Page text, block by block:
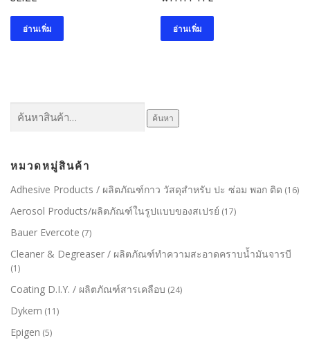
อ่านเพิ่ม อ่านเพิ่ม
ค้นหา
หมวดหมู่สินค้า
Adhesive Products / ผลิตภัณฑ์กาว วัสดุสำหรับ ปะ ซ่อม พอก ติด (16)
Aerosol Products/ผลิตภัณฑ์ในรูปแบบของสเปรย์ (17)
Bauer Evercote (7)
Cleaner & Degreaser / ผลิตภัณฑ์ทำความสะอาดคราบน้ำมันจารบี
(1)
Coating D.I.Y. / ผลิตภัณฑ์สารเคลือบ (24)
Dykem (11)
Epigen (5)